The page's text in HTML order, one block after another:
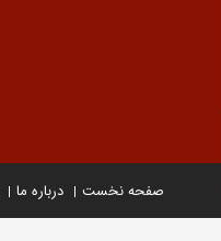
صفحه نخست درباره ما